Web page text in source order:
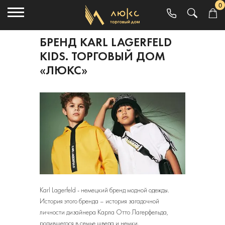
0
БРЕНД KARL LAGERFELD
KIDS. ТОРГОВЫЙ ДОМ
«ЛЮКС»
Karl Lagerfeld - немецкий бренд модной одежды.
История этого бренда – история загадочной
личности дизайнера Карла Отто Лагерфельда,
родившегося в семье шведа и немки.